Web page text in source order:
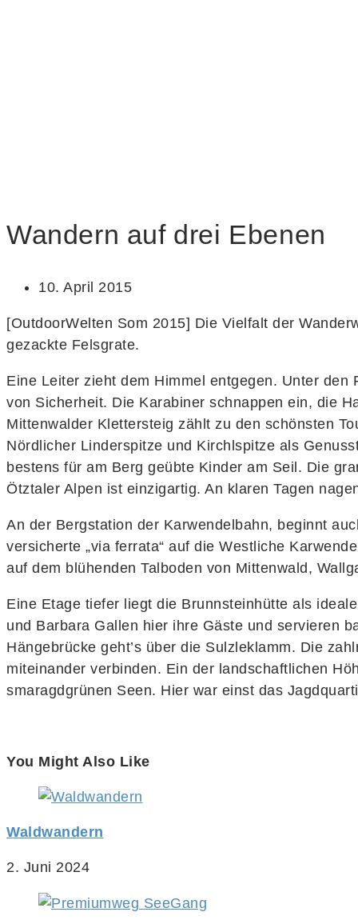
Wandern auf drei Ebenen
10. April 2015
[OutdoorWelten Som 2015] Die Vielfalt der
gezackte Felsgrate.
Eine Leiter zieht dem Himmel entgegen. Unter
von Sicherheit. Die Karabiner schnappen ein, die
Mittenwalder Klettersteig zählt zu den schönsten
Nördlicher Linderspitze und Kirchlspitze als
bestens für am Berg geübte Kinder am Seil. Die
Ötztaler Alpen ist einzigartig. An klaren Tagen
An der Bergstation der Karwendelbahn, beginnt
versicherte „via ferrata“ auf die Westliche
auf dem blühenden Talboden von Mittenwald,
Eine Etage tiefer liegt die Brunnsteinhütte als
und Barbara Gallen hier ihre Gäste und servieren
Hängebrücke geht’s über die Sulzleklamm. Die
miteinander verbinden. Ein der landschaftlichen
smaragdgrünen Seen. Hier war einst das
You Might Also Like
Waldwandern
2. Juni 2024